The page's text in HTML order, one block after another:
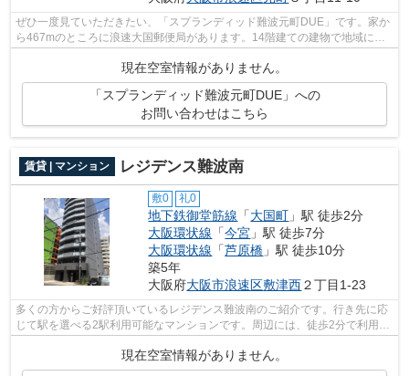
ぜひ一度見ていただきたい、「スプランディッド難波元町DUE」です。家か
ら467mのところに浪速大国郵便局があります。14階建ての建物で地域にマ
現在空室情報がありません。
「スプランディッド難波元町DUE」への
お問い合わせはこちら
賃貸 | マンション レジデンス難波南
敷0 礼0
地下鉄御堂筋線 「大国町 」駅 徒歩2分
大阪環状線 「今宮 」駅 徒歩7分
大阪環状線 「芦原橋 」駅 徒歩10分
築5年
大阪府大阪市浪速区敷津西２丁目1-23
多くの方からご好評頂いているレジデンス難波南のご紹介です。行き先に応
じて駅を選べる2駅利用可能なマンションです。周辺には、徒歩2分で利用で
きる駅があります。陽当りの良い明る...
現在空室情報がありません。